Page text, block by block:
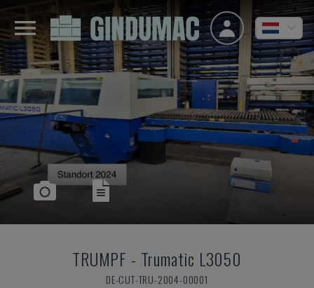
TRUMPF - Trumatic L3050
DE-CUT-TRU-2004-00001